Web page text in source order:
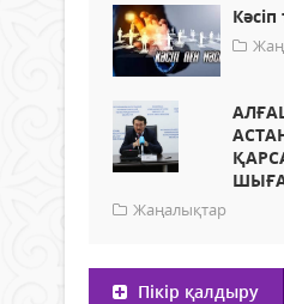
Кәсіп
Жаңалықтар
Пікір қалдыру